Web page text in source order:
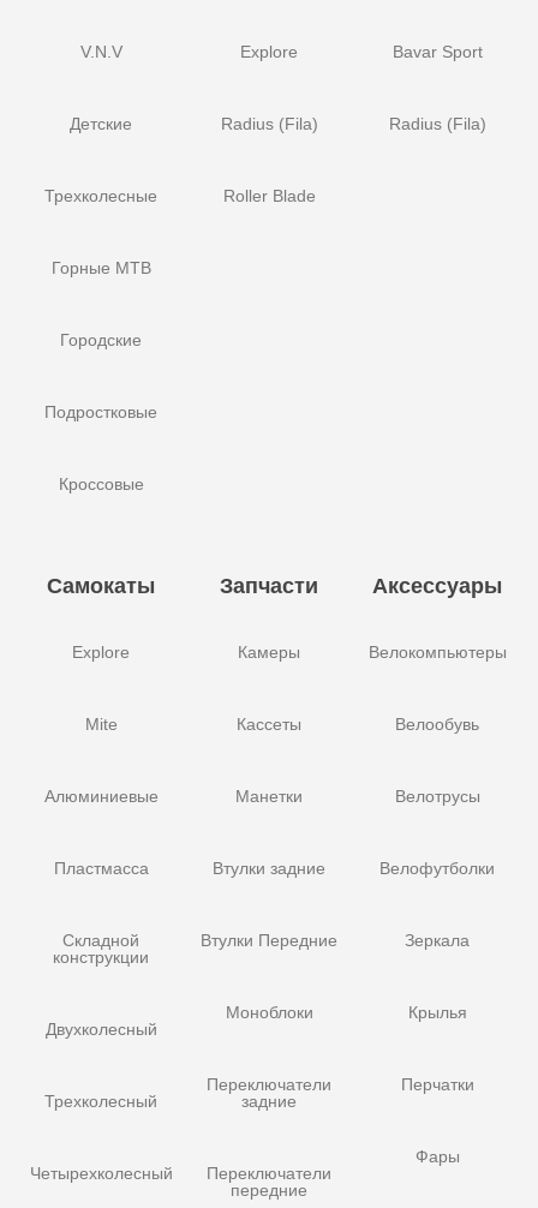
V.N.V
Детские
Трехколесные
Горные MTB
Городские
Подростковые
Кроссовые
Explore
Radius (Fila)
Roller Blade
Bavar Sport
Radius (Fila)
Самокаты
Explore
Mite
Алюминиевые
Пластмасса
Складной
конструкции
Двухколесный
Трехколесный
Четырехколесный
Запчасти
Камеры
Кассеты
Манетки
Втулки задние
Втулки Передние
Моноблоки
Переключатели
задние
Переключатели
передние
Аксессуары
Велокомпьютеры
Велообувь
Велотрусы
Велофутболки
Зеркала
Крылья
Перчатки
Фары